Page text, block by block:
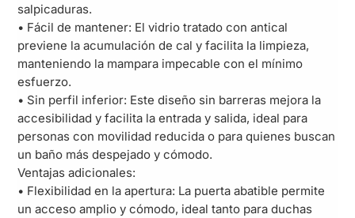
salpicaduras.
• Fácil de mantener: El vidrio tratado con antical
previene la acumulación de cal y facilita la limpieza,
manteniendo la mampara impecable con el mínimo
esfuerzo.
• Sin perfil inferior: Este diseño sin barreras mejora la
accesibilidad y facilita la entrada y salida, ideal para
personas con movilidad reducida o para quienes buscan
un baño más despejado y cómodo.
Ventajas adicionales:
• Flexibilidad en la apertura: La puerta abatible permite
un acceso amplio y cómodo, ideal tanto para duchas